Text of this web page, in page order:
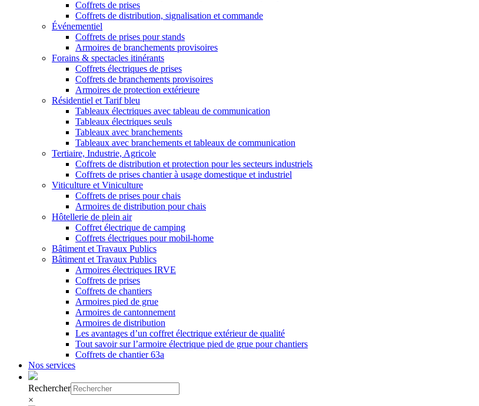
Coffrets de prises
Coffrets de distribution, signalisation et commande
Événementiel
Coffrets de prises pour stands
Armoires de branchements provisoires
Forains & spectacles itinérants
Coffrets électriques de prises
Coffrets de branchements provisoires
Armoires de protection extérieure
Résidentiel et Tarif bleu
Tableaux électriques avec tableau de communication
Tableaux électriques seuls
Tableaux avec branchements
Tableaux avec branchements et tableaux de communication
Tertiaire, Industrie, Agricole
Coffrets de distribution et protection pour les secteurs industriels
Coffrets de prises chantier à usage domestique et industriel
Viticulture et Viniculture
Coffrets de prises pour chais
Armoires de distribution pour chais
Hôtellerie de plein air
Coffret électrique de camping
Coffrets électriques pour mobil-home
Bâtiment et Travaux Publics
Bâtiment et Travaux Publics
Armoires électriques IRVE
Coffrets de prises
Coffrets de chantiers
Armoires pied de grue
Armoires de cantonnement
Armoires de distribution
Les avantages d’un coffret électrique extérieur de qualité
Tout savoir sur l’armoire électrique pied de grue pour chantiers
Coffrets de chantier 63a
Nos services
Rechercher
×